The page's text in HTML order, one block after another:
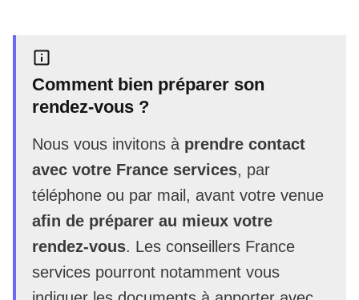
Comment bien préparer son
rendez-vous ?
Nous vous invitons à prendre contact
avec votre France services, par
téléphone ou par mail, avant votre venue
afin de préparer au mieux votre
rendez-vous. Les conseillers France
services pourront notamment vous